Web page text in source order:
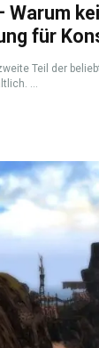
Warum
für
Teil der
...